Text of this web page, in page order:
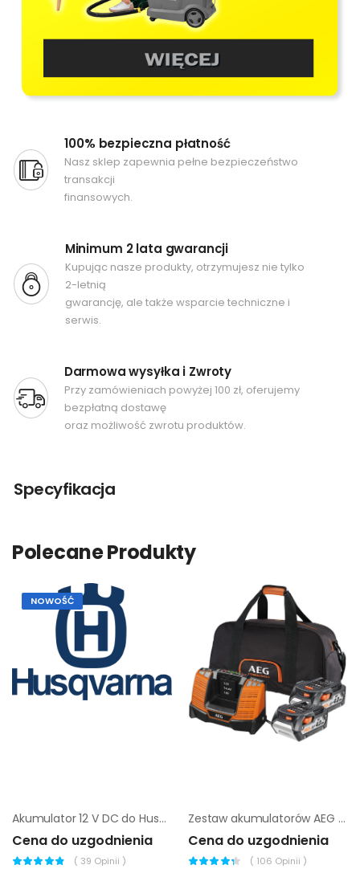
100% bezpieczna płatność
Nasz sklep zapewnia pełne bezpieczeństwo
transakcji
finansowych.
Minimum 2 lata gwarancji
Kupując nasze produkty, otrzymujesz nie tylko
2-letnią
gwarancję, ale także wsparcie techniczne i
serwis.
Darmowa wysyłka i Zwroty
Przy zamówieniach powyżej 100 zł, oferujemy
bezpłatną dostawę
oraz możliwość zwrotu produktów.
Specyfikacja
Polecane Produkty
NOWOŚĆ
Akumulator 12 V DC do Husqvarna Soff-Cut 4200
Cena do uzgodnienia
( 39 Opinii )
Zestaw akumulatorów AEG Powertools SETLL1840BL |
Cena do uzgodnienia
( 106 Opinii )